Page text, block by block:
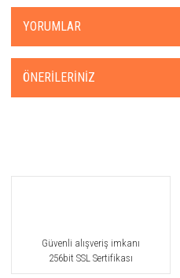
YORUMLAR
ÖNERILERINIZ
Güvenli alışveriş imkanı
256bit SSL Sertifikası